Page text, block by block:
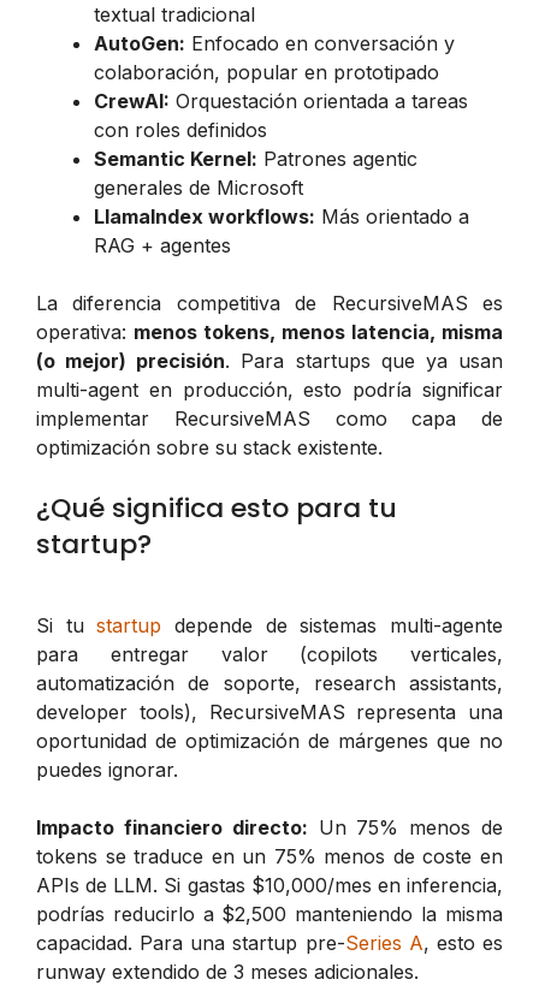
textual tradicional
AutoGen: Enfocado en conversación y
colaboración, popular en prototipado
CrewAI: Orquestación orientada a tareas
con roles definidos
Semantic Kernel: Patrones agentic
generales de Microsoft
LlamaIndex workflows: Más orientado a
RAG + agentes
La diferencia competitiva de RecursiveMAS es
operativa: menos tokens, menos latencia, misma
(o mejor) precisión. Para startups que ya usan
multi-agent en producción, esto podría significar
implementar RecursiveMAS como capa de
optimización sobre su stack existente.
¿Qué significa esto para tu
startup?
Si tustartup depende de sistemas multi-agente
para entregar valor (copilots verticales,
automatización de soporte, research assistants,
developer tools), RecursiveMAS representa una
oportunidad de optimización de márgenes que no
puedes ignorar.
Impacto financiero directo: Un 75% menos de
tokens se traduce en un 75% menos de coste en
APIs de LLM. Si gastas $10,000/mes en inferencia,
podrías reducirlo a $2,500 manteniendo la misma
capacidad. Para una startup pre-Series A, esto es
runway extendido de 3 meses adicionales.